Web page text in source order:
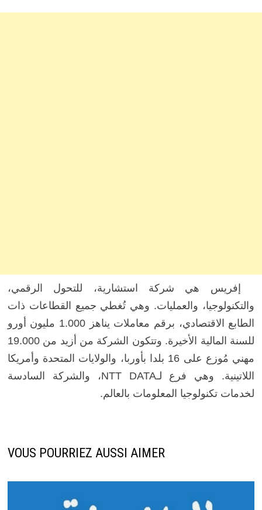
إفريس هي شركة استشارية، للتحول الرقمي،
والتكنولوجيا، والعمليات. وهي تُغطي جميع القطاعات ذات
الطابع الاقتصادي، برقم معاملات يناهز 1.000 مليون أورو
للسنة المالية الأخيرة. وتتكون الشركة من أزيد من 19.000
مهني مُوزع على 16 بلدا بأوربا، والولايات المتحدة وأمريكا
اللاتينية. وهي فرع لـNTT DATA،
والشركة السادسة
لخدمات تكنولوجيا المعلومات بالعالم.
VOUS POURRIEZ AUSSI AIMER